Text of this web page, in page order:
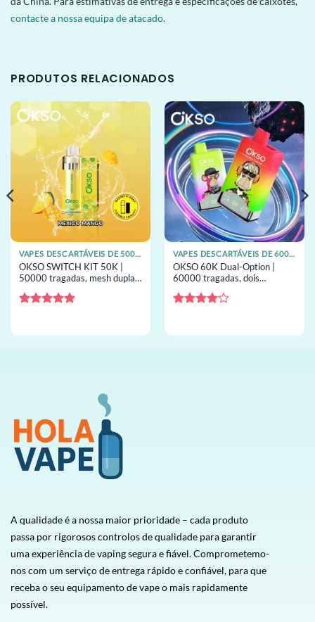
contacte a nossa equipa de atacado.
PRODUTOS RELACIONADOS
VAPES DESCARTÁVEIS DE 50000 TRAGADAS
OKSO SWITCH KIT 50K |
50000 tragadas, mesh dupla,
Boost Mode, ecrã LED, vape
descartável para atacado
VAPES DESCARTÁVEIS DE 60000 TRAGADAS
OKSO 60K Dual-Option |
60000 tragadas, dois
depósitos de 25ml, coil mesh,
ecrã LED, vape descartável
A qualidade é a nossa maior prioridade – cada produto
passa por rigorosos controlos de qualidade para garantir
uma experiência de vaping segura e fiável. Comprometemo-
nos com um serviço de entrega rápido e confiável, para que
receba o seu equipamento de vape o mais rapidamente
possível.